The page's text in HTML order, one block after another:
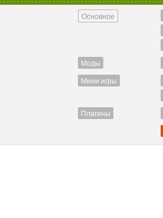
Основное
Моды
Мини игры
Плагины